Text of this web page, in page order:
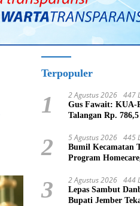
Terpopuler
1 2 Agustus 2026 447
Gus Fawait: KUA-
Talangan Rp.
2 5 Agustus 2026 445
Bumil Kecamatan
Program
3 2 Agustus 2026 444
Lepas Sambut
Bupati Jember